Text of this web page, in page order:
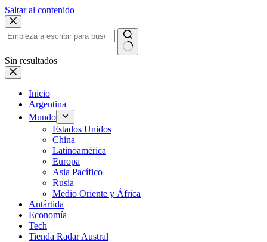
Saltar al contenido
Sin resultados
Inicio
Argentina
Mundo
Estados Unidos
China
Latinoamérica
Europa
Asia Pacífico
Rusia
Medio Oriente y África
Antártida
Economía
Tech
Tienda Radar Austral